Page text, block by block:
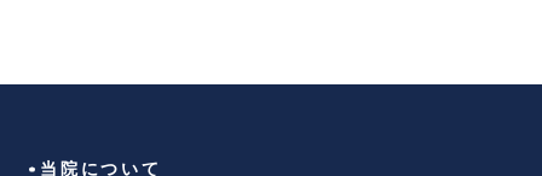
当院について